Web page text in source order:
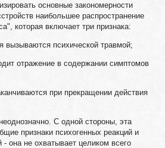
основные закономерности
наибольшее распространение
которая включает три признака:
вызываются психической травмой;
отражение в содержании симптомов
при прекращении действия
С одной стороны, эта
признаки психогенных реакций и
- она не охватывает целиком всего